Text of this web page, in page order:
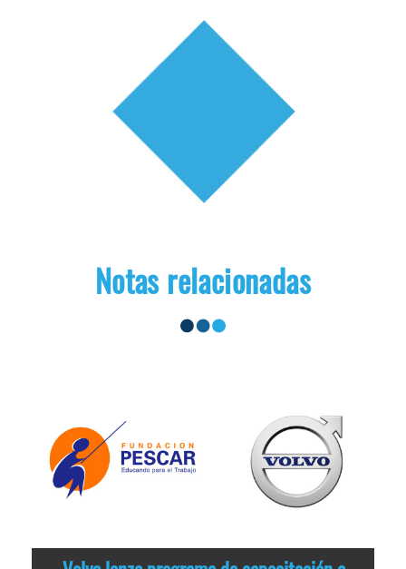
Notas relacionadas